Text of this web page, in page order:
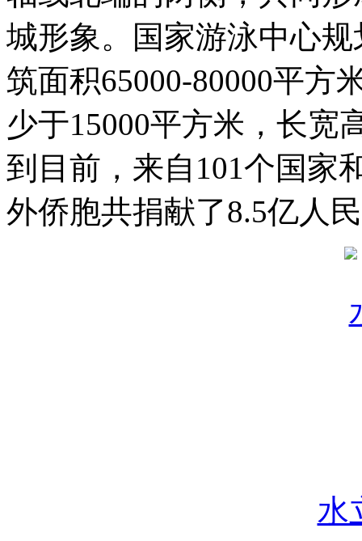
城形象。国家游泳中心
筑面积65000-80000平方
少于15000平方米，长宽
到目前，来自101个国家
外侨胞共捐献了8.5亿人
水